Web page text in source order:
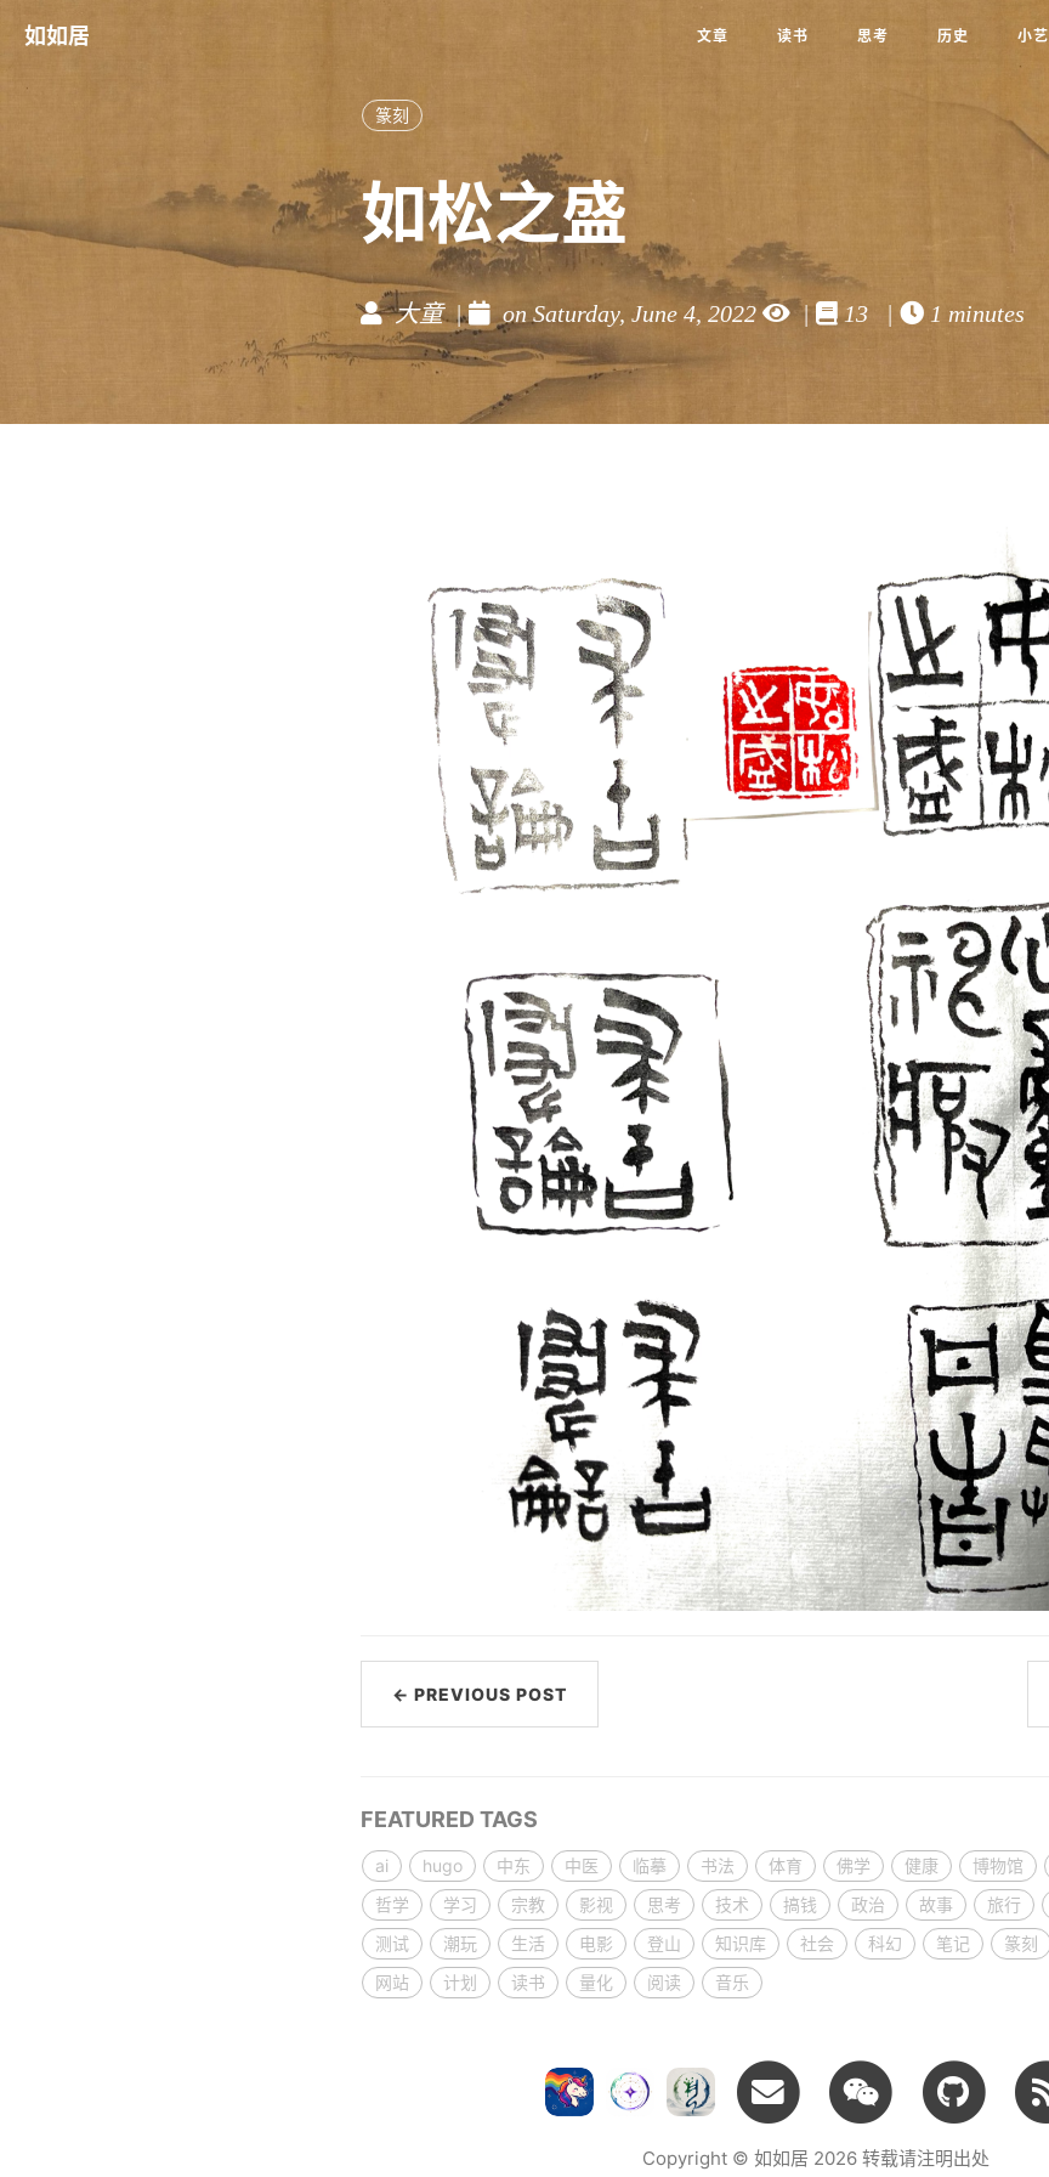
如如居 文章 读书 思考 历史 小艺
篆刻
如松之盛
大童 | on Saturday, June 4, 2022 | 13 | 1 minutes
← PREVIOUS POST
FEATURED TAGS
ai hugo 中东 中医 临摹 书法 体育 佛学 健康 博物馆
哲学
学习 宗教 影视 思考 技术 搞钱 政治 故事 旅行
测试
潮玩 生活 电影 登山 知识库 社会 科幻 笔记 篆刻
网站
计划 读书 量化 阅读 音乐
Copyright © 如如居 2026 转载请注明出处